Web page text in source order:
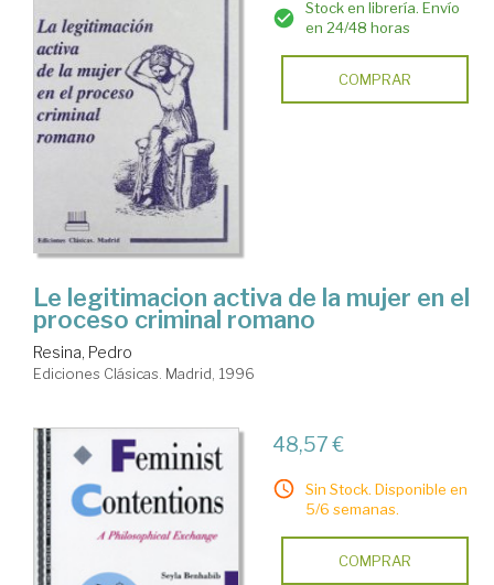
Stock en librería. Envío
en 24/48 horas
COMPRAR
Le legitimacion activa de la mujer en el
proceso criminal romano
Resina, Pedro
Ediciones Clásicas. Madrid, 1996
48,57 €
Sin Stock. Disponible en
5/6 semanas.
COMPRAR